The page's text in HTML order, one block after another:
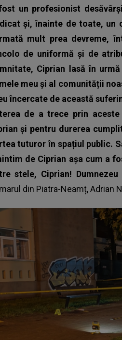
un profesionist
și, înainte de toate, un
mult prea devreme,
de uniformă și de
Ciprian lasă în
meu și al comunității
încercate de această
de a trece prin
și pentru durerea
tuturor în spațiul public.
de Ciprian așa cum a
stele, Ciprian!
din Piatra-Neamț, Adrian